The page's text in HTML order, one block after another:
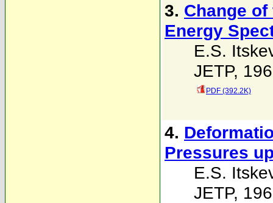
3. Change
Energy
E.S.
JETP,
PDF (392.2K)
4.
Pressures
E.S.
JETP,